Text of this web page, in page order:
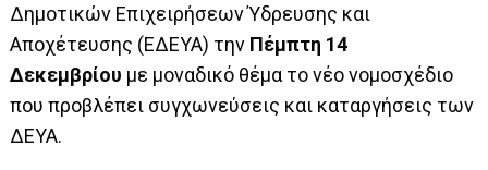
Δημοτικών Επιχειρήσεων Ύδρευσης και
Αποχέτευσης (ΕΔΕΥΑ) την Πέμπτη 14
Δεκεμβρίου με μοναδικό θέμα το νέο νομοσχέδιο
που προβλέπει συγχωνεύσεις και καταργήσεις των
ΔΕΥΑ.